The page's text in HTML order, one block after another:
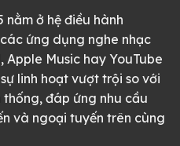
ở hệ điều hành
ứng dụng nghe nhạc
Apple Music hay YouTube
linh hoạt vượt trội so với
đáp ứng nhu cầu
và ngoại tuyến trên cùng